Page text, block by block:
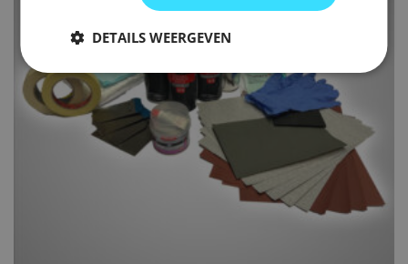
DETAILS WEERGEVEN